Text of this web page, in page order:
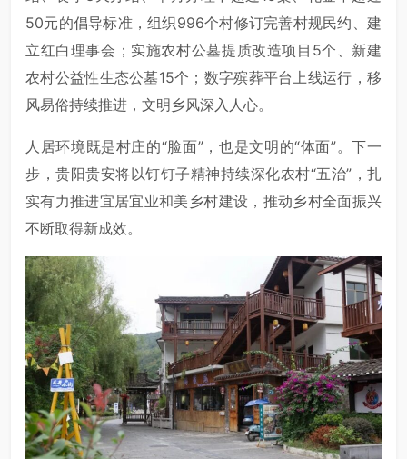
50元的倡导标准，组织996个村修订完善村规民约、建
立红白理事会；实施农村公墓提质改造项目5个、新建
农村公益性生态公墓15个；数字殡葬平台上线运行，移
风易俗持续推进，文明乡风深入人心。
人居环境既是村庄的“脸面”，也是文明的“体面”。下一
步，贵阳贵安将以钉钉子精神持续深化农村“五治”，扎
实有力推进宜居宜业和美乡村建设，推动乡村全面振兴
不断取得新成效。